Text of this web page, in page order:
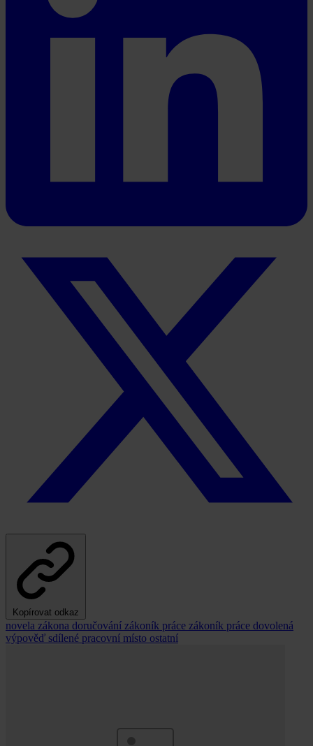
Kopírovat odkaz
novela zákona doručování zákoník práce zákoník práce dovolená
výpověď sdílené pracovní místo ostatní